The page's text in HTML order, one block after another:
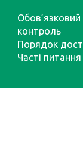
Обов’язковий
контроль
Порядок
Часті питання